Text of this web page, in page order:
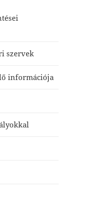
szervek
információja